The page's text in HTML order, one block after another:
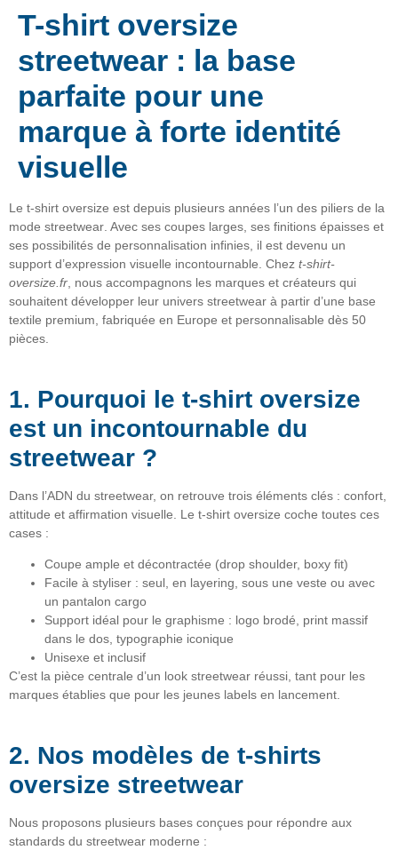
T-shirt oversize
streetwear : la base
parfaite pour une
marque à forte identité
visuelle
Le t-shirt oversize est depuis plusieurs années l’un des piliers de la
mode streetwear . Avec ses coupes larges, ses finitions épaisses et
ses possibilités de personnalisation infinies, il est devenu un
support d’expression visuelle incontournable . Chez t-shirt-
oversize.fr , nous accompagnons les marques et créateurs qui
souhaitent développer leur univers streetwear à partir d’une base
textile premium, fabriquée en Europe et personnalisable dès 50
pièces.
1. Pourquoi le t-shirt oversize
est un incontournable du
streetwear ?
Dans l’ADN du streetwear, on retrouve trois éléments clés : confort
attitude et affirmation visuelle . Le t-shirt oversize coche toutes ces
cases :
Coupe ample et décontractée (drop shoulder, boxy fit)
Facile à styliser : seul, en layering, sous une veste ou avec
un pantalon cargo
Support idéal pour le graphisme : logo brodé, print massif
dans le dos, typographie iconique
Unisexe et inclusif
C’est la pièce centrale d’un look streetwear réussi, tant pour les
marques établies que pour les jeunes labels en lancement.
2. Nos modèles de t-shirts
oversize streetwear
Nous proposons plusieurs bases conçues pour répondre aux
standards du streetwear moderne :